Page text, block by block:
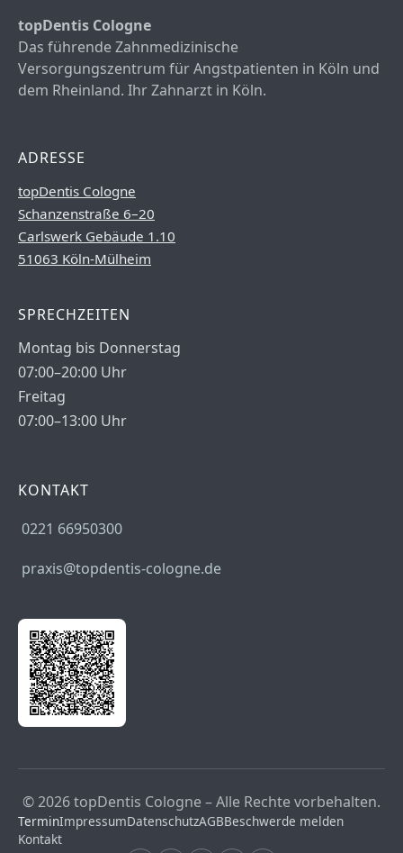
topDentis Cologne
Das führende Zahnmedizinische
Versorgungszentrum für Angstpatienten in Köln und
dem Rheinland. Ihr Zahnarzt in Köln.
ADRESSE
topDentis Cologne
Schanzenstraße 6–20
Carlswerk Gebäude 1.10
51063 Köln-Mülheim
SPRECHZEITEN
Montag bis Donnerstag
07:00–20:00 Uhr
Freitag
07:00–13:00 Uhr
KONTAKT
0221 66950300
praxis@topdentis-cologne.de
© 2026 topDentis Cologne – Alle Rechte vorbehalten.
TerminImpressumDatenschutzAGBBeschwerde melden
Kontakt